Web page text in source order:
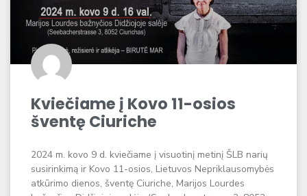
Kviečiame į Kovo 11-osios
šventę Ciuriche
2024 m. kovo 9 d. kviečiame į visuotinį metinį ŠLB narių
susirinkimą ir Kovo 11-osios, Lietuvos Nepriklausomybės
atkūrimo dienos, šventę Ciuriche, Marijos Lourdes